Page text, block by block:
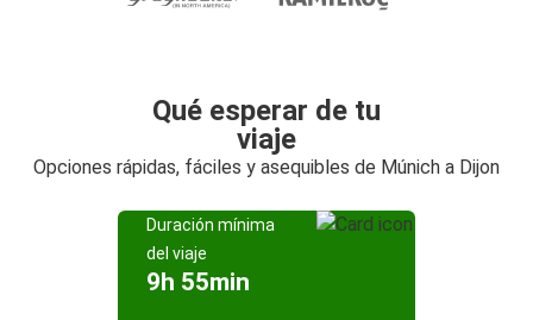
Qué esperar de tu
viaje
Opciones rápidas, fáciles y asequibles de Múnich a Dijon
Duración mínima
del viaje
9h 55min